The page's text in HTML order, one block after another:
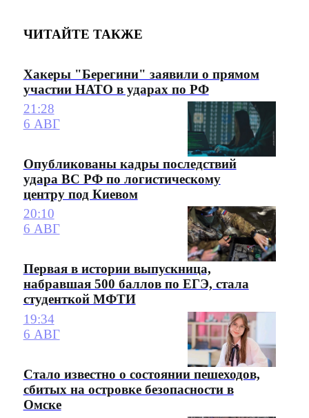
ЧИТАЙТЕ ТАКЖЕ
Хакеры "Берегини" заявили о прямом
участии НАТО в ударах по РФ
21:28
6 АВГ
Опубликованы кадры последствий
удара ВС РФ по логистическому
центру под Киевом
20:10
6 АВГ
Первая в истории выпускница,
набравшая 500 баллов по ЕГЭ, стала
студенткой МФТИ
19:34
6 АВГ
Стало известно о состоянии пешеходов,
сбитых на островке безопасности в
Омске